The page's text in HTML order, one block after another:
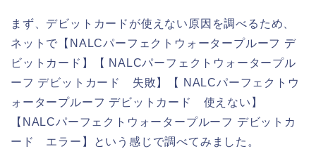
まず、デビットカードが使えない原因を調べるため、
ネットで【NALCパーフェクトウォータープルーフ デ
ビットカード】【 NALCパーフェクトウォータープル
ーフ デビットカード 失敗】【 NALCパーフェクトウ
ォータープルーフ デビットカード 使えない】
【NALCパーフェクトウォータープルーフ デビットカ
ード エラー】という感じで調べてみました。